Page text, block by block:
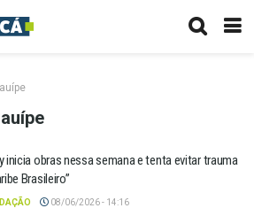
inicia obras nessa semana e tenta evitar trauma
Brasileiro”
08/06/2026 - 14:16